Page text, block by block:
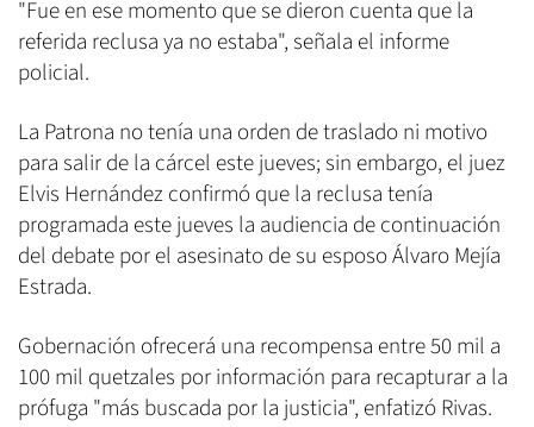
"Fue en ese momento que se dieron cuenta que la
referida reclusa ya no estaba", señala el informe
policial.
La Patrona no tenía una orden de traslado ni motivo
para salir de la cárcel este jueves; sin embargo, el juez
Elvis Hernández confirmó que la reclusa tenía
programada este jueves la audiencia de continuación
del debate por el asesinato de su esposo Álvaro Mejía
Estrada.
Gobernación ofrecerá una recompensa entre 50 mil a
100 mil quetzales por información para recapturar a la
prófuga "más buscada por la justicia", enfatizó Rivas.